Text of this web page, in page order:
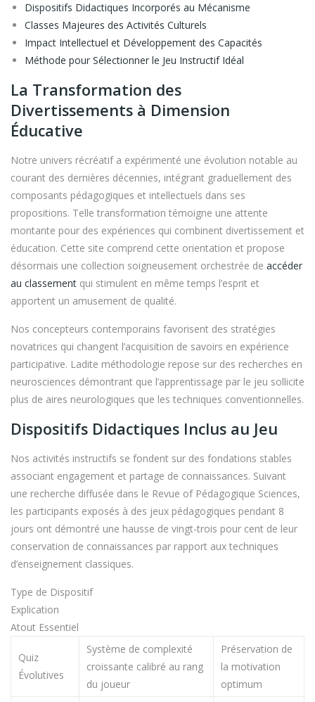
Dispositifs Didactiques Incorporés au Mécanisme
Classes Majeures des Activités Culturels
Impact Intellectuel et Développement des Capacités
Méthode pour Sélectionner le Jeu Instructif Idéal
La Transformation des
Divertissements à Dimension
Éducative
Notre univers récréatif a expérimenté une évolution notable au
courant des dernières décennies, intégrant graduellement des
composants pédagogiques et intellectuels dans ses
propositions. Telle transformation témoigne une attente
montante pour des expériences qui combinent divertissement et
éducation. Cette site comprend cette orientation et propose
désormais une collection soigneusement orchestrée de accéder
au classement qui stimulent en même temps l’esprit et
apportent un amusement de qualité.
Nos concepteurs contemporains favorisent des stratégies
novatrices qui changent l’acquisition de savoirs en expérience
participative. Ladite méthodologie repose sur des recherches en
neurosciences démontrant que l’apprentissage par le jeu sollicite
plus de aires neurologiques que les techniques conventionnelles.
Dispositifs Didactiques Inclus au Jeu
Nos activités instructifs se fondent sur des fondations stables
associant engagement et partage de connaissances. Suivant
une recherche diffusée dans le Revue of Pédagogique Sciences,
les participants exposés à des jeux pédagogiques pendant 8
jours ont démontré une hausse de vingt-trois pour cent de leur
conservation de connaissances par rapport aux techniques
d’enseignement classiques.
Type de Dispositif
Explication
Atout Essentiel
Quiz
Évolutives
Système de complexité
croissante calibré au rang
du joueur
Préservation de
la motivation
optimum